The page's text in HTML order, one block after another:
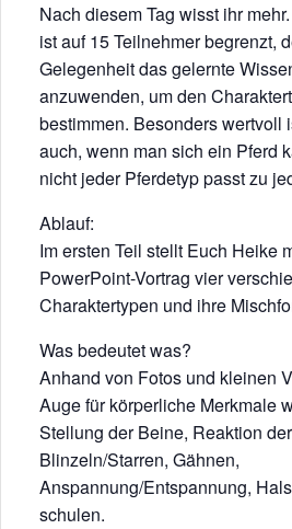
Nach diesem Tag wisst ihr
ist auf 15 Teilnehmer begrenzt,
Gelegenheit das gelernte
anzuwenden, um den
bestimmen. Besonders wertvoll
auch, wenn man sich ein Pferd
nicht jeder Pferdetyp passt zu
Ablauf:
Im ersten Teil stellt Euch Heike
PowerPoint-Vortrag vier
Charaktertypen und ihre
Was bedeutet was?
Anhand von Fotos und kleinen
Auge für körperliche Merkmale
Stellung der Beine, Reaktion
Blinzeln/Starren, Gähnen,
Anspannung/Entspannung,
schulen.